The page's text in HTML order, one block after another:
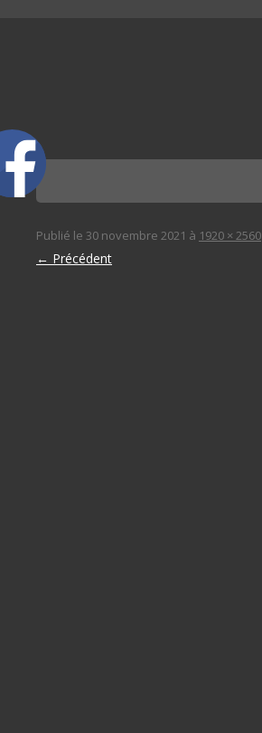
Publié le 30 novembre 2021 à 1920 × 2560
← Précédent